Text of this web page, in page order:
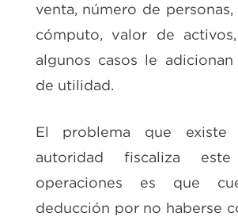
venta, número de
cómputo, valor de
algunos casos le
de utilidad.
El problema que existe
autoridad fiscaliza
operaciones es que
deducción por no haberse